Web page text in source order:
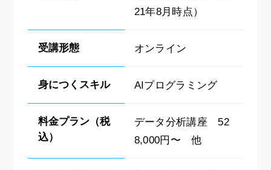
21年8月時点）
受講形態 オンライン
身につくスキル AIプログラミング
料金プラン（税
込）
データ分析講座 52
8,000円〜 他